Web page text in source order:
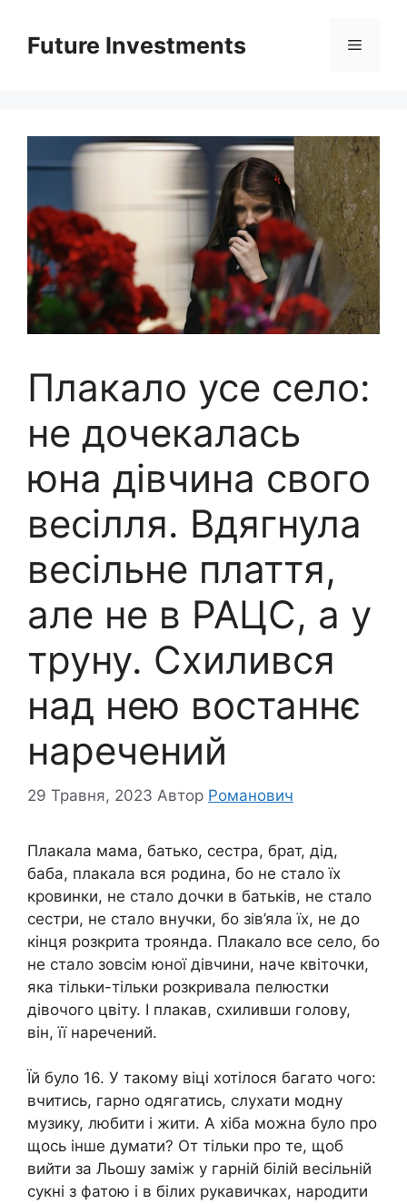
вмістуFuture Investments Меню
Плакало усе село:
не дочекалась
юна дівчина свого
весілля. Вдягнула
весільне плаття,
але не в РАЦС, а у
труну. Схилився
над нею востаннє
наречений
29 Травня, 2023 Автор Романович
Плакала мама, батько, сестра, брат, дід,
баба, плакала вся родина, бо не стало їх
кpoвинки, не стало дочки в батьків, не стало
сестри, не стало внучки, бо зів’яла їх, не до
кінця розкрита троянда. Плакало все село, бо
не стало зовсім юної дівчини, наче квіточки,
яка тільки-тільки розкривала пелюстки
дівочого цвіту. І плакав, схиливши голову,
він, її наречений.
Їй було 16. У такому віці хотілося багато чого:
вчитись, гарно одягатись, слухати модну
музику, любити і жити. А хіба можна було про
щось інше думати? От тільки про те, щоб
вийти за Льошу заміж у гарній білій весільній
сукні з фатою і в білих рукавичках, наpoдити